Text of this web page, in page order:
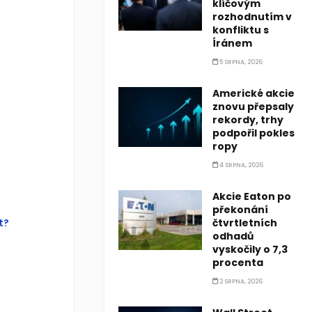
page
of this
klíčovým
rozhodnutím v
konfliktu s
Íránem
5 SRPNA, 2026
Americké akcie
znovu přepsaly
rekordy, trhy
podpořil pokles
ropy
4 SRPNA, 2026
Akcie Eaton po
překonání
čtvrtletních
odhadů
vyskočily o 7,3
procenta
2 SRPNA, 2026